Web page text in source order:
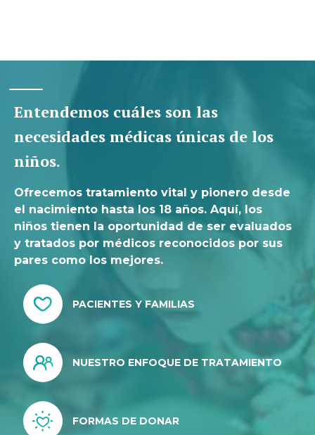
Entendemos cuáles son las
necesidades médicas únicas de los
niños.
Ofrecemos tratamiento vital y pionero desde
el nacimiento hasta los 18 años. Aquí, los
niños tienen la oportunidad de ser evaluados
y tratados por médicos reconocidos por sus
pares como los mejores.
PACIENTES Y FAMILIAS
NUESTRO ENFOQUE DE TRATAMIENTO
FORMAS DE DONAR